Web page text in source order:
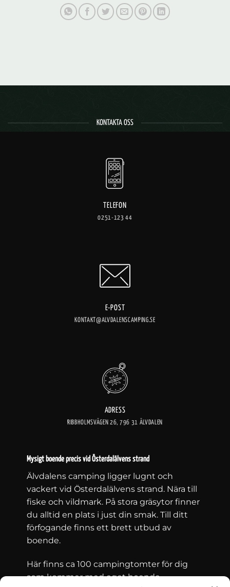
KONTAKTA OSS
TELEFON
0251-123 44
E-POST
KONTAKT@ALVDALENSCAMPING.SE
ADRESS
RIBBHOLMSVÄGEN 26, 796 31 ÄLVDALEN
Mysigt boende precis vid Österdalälvens strand
Älvdalens camping ligger lugnt och
vackert vid Österdalälvens strand. Nära till
fiske och vildmark. På stora gräsytor finner
du alltid en plats i just din smak. Till ditt
förfogande finns ett brett utbud av
boende.
Här finns ca 100 campingtomter för dig
som kommer med eget boende –